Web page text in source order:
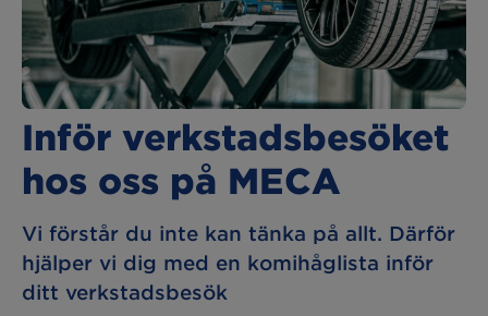
Inför verkstadsbesöket
hos oss på MECA
Vi förstår du inte kan tänka på allt. Därför
hjälper vi dig med en komihåglista inför
ditt verkstadsbesök